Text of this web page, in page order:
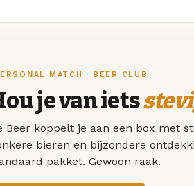
MATCH · BEER CLUB
je van iets
Beer koppelt je aan een box met
bieren en bijzondere
pakket. Gewoon raak.